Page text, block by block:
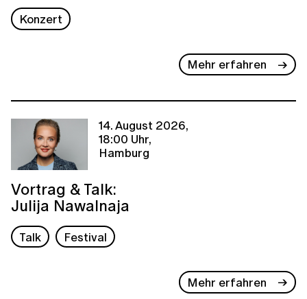
Konzert
Mehr erfahren
14. August 2026,
18:00 Uhr,
Hamburg
Vortrag & Talk:
Julija Nawalnaja
Talk Festival
Mehr erfahren